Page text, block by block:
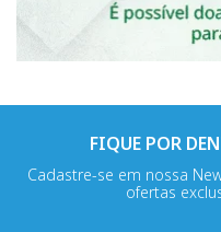
FIQUE POR
Cadastre-se em nossa
ofertas